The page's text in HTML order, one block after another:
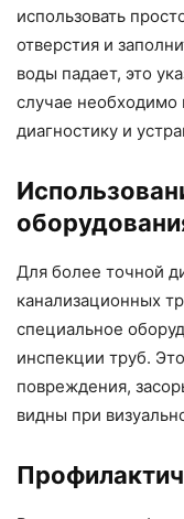
использовать
отверстия и
воды падает, это
случае необходимо
диагностику и
Для более точной
канализационных
специальное
инспекции труб.
повреждения,
видны при